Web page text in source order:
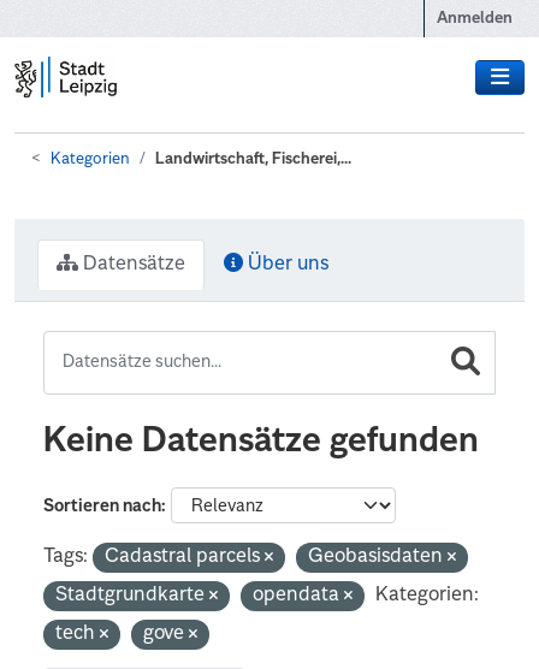
Anmelden
Kategorien Landwirtschaft, Fischerei,...
Datensätze Über uns
Keine Datensätze gefunden
Sortieren nach
Tags: Cadastral parcels
Geobasisdaten
Stadtgrundkarte
opendata
Kategorien:
tech
gove